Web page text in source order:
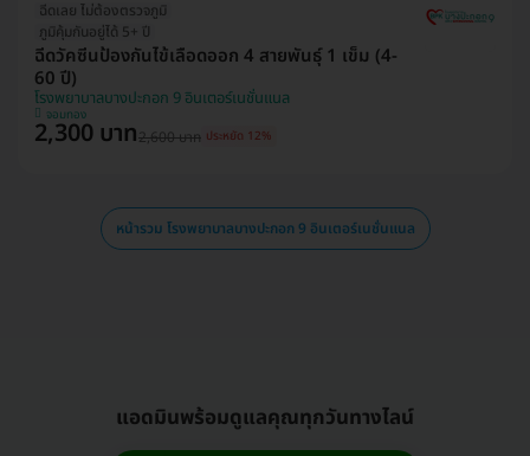
ฉีดเลย ไม่ต้องตรวจภูมิ
ภูมิคุ้มกันอยู่ได้ 5+ ปี
ฉีดวัคซีนป้องกันไข้เลือดออก 4 สายพันธุ์ 1 เข็ม (4-
60 ปี)
โรงพยาบาลบางปะกอก 9 อินเตอร์เนชั่นแนล
จอมทอง
2,300 บาท2,600 บาท ประหยัด 12%
หน้ารวม โรงพยาบาลบางปะกอก 9 อินเตอร์เนชั่นแนล
แอดมินพร้อมดูแลคุณทุกวันทางไลน์